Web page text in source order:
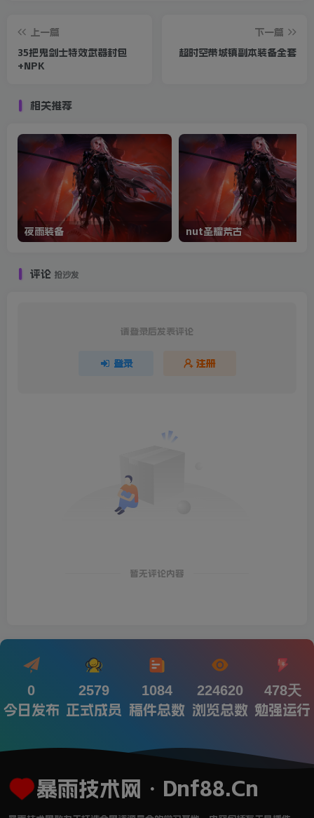
上一篇
35把鬼剑士特效武器封包
+NPK
下一篇
超时空带城镇副本装备全套
相关推荐
夜雨装备 nut圣耀荒古
评论 抢沙发
请登录后发表评论
登录 注册
暂无评论内容
0
今日发布
2579
正式成员
1084
稿件总数
224620
浏览总数
478天
勉强运行
暴雨技术网・Dnf88.Cn